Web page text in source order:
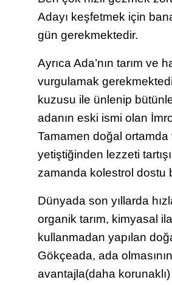
Adayı keşfetmek için
gün gerekmektedir.
Ayrıca Ada’nın tarım ve
vurgulamak
kuzusu ile ünlenip
adanın eski ismi olan
Tamamen doğal
yetiştiğinden lezzeti
zamanda kolestrol dostu
Dünyada son yıllarda
organik tarım, kimyasal
kullanmadan yapılan
Gökçeada, ada
avantajla(daha